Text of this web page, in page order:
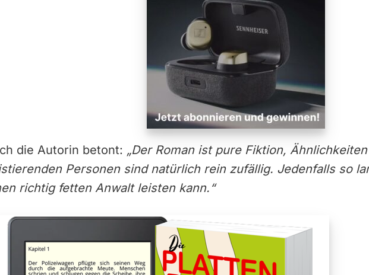
die Autorin betont: „Der Roman ist pure Fiktion,
Personen sind natürlich rein zufällig. Jedenfalls so
richtig fetten Anwalt leisten kann.“